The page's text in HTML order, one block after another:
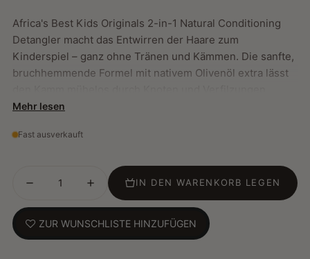
Africa's Best Kids Originals 2-in-1 Natural Conditioning
Detangler macht das Entwirren der Haare zum
Kinderspiel – ganz ohne Tränen und Kämmen. Die sanfte,
bruchhemmende Formel mit nativem Olivenöl extra lässt
gleiten. Ob naturbelassen, strukturiert oder chemisch
widerspenstiges Haar geschmeidig, spendet intensive
Hauptmerkmale:
Macht widerspenstiges Haar mühelos weich und
Mehr lesen
Fast ausverkauft
IN DEN WARENKORB LEGEN
ZUR WUNSCHLISTE HINZUFÜGEN